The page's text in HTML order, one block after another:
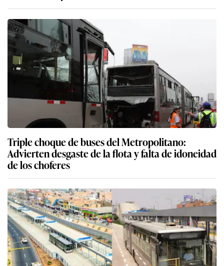
Triple choque de buses del Metropolitano:
Advierten desgaste de la flota y falta de idoneidad
de los choferes